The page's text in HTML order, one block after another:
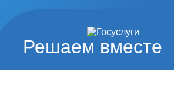
Решаем вместе